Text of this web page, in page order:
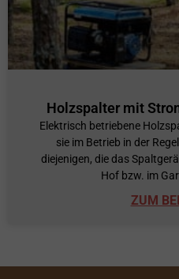
Holzspalter mit
Elektrisch betriebene
sie im Betrieb in der
diejenigen, die das
Hof bzw. im
ZUM